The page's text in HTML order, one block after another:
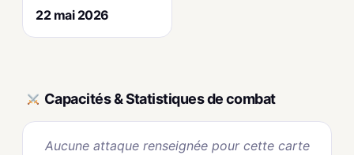
22 mai 2026
Capacités & Statistiques de combat
Aucune attaque renseignée pour cette carte